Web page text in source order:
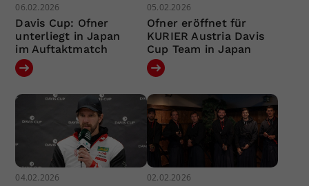
06.02.2026
Davis Cup: Ofner
unterliegt in Japan
im Auftaktmatch
05.02.2026
Ofner eröffnet für
KURIER Austria Davis
Cup Team in Japan
04.02.2026 02.02.2026